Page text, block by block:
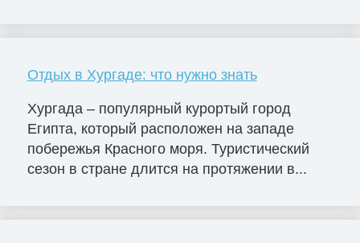
Отдых в Хургаде: что нужно знать
Хургада – популярный курортый город
Египта, который расположен на западе
побережья Красного моря. Туристический
сезон в стране длится на протяжении в...